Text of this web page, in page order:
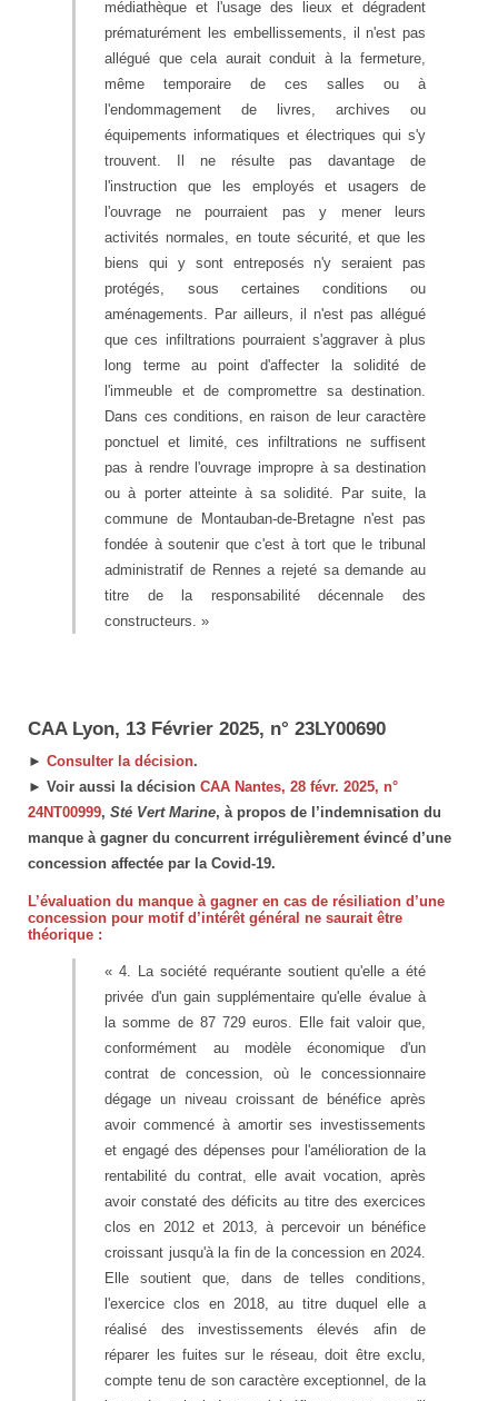
médiathèque et l'usage des lieux et dégradent
prématurément les embellissements, il n'est pas
allégué que cela aurait conduit à la fermeture,
même temporaire de ces salles ou à
l'endommagement de livres, archives ou
équipements informatiques et électriques qui s'y
trouvent. Il ne résulte pas davantage de
l'instruction que les employés et usagers de
l'ouvrage ne pourraient pas y mener leurs
activités normales, en toute sécurité, et que les
biens qui y sont entreposés n'y seraient pas
protégés, sous certaines conditions ou
aménagements. Par ailleurs, il n'est pas allégué
que ces infiltrations pourraient s'aggraver à plus
long terme au point d'affecter la solidité de
l'immeuble et de compromettre sa destination.
Dans ces conditions, en raison de leur caractère
ponctuel et limité, ces infiltrations ne suffisent
pas à rendre l'ouvrage impropre à sa destination
ou à porter atteinte à sa solidité. Par suite, la
commune de Montauban-de-Bretagne n'est pas
fondée à soutenir que c'est à tort que le tribunal
administratif de Rennes a rejeté sa demande au
titre de la responsabilité décennale des
constructeurs. »
CAA Lyon, 13 Février 2025, n° 23LY00690
► Consulter la décision.
► Voir aussi la décision CAA Nantes, 28 févr. 2025, n°
24NT00999, Sté Vert Marine, à propos de l’indemnisation du
manque à gagner du concurrent irrégulièrement évincé d’une
concession affectée par la Covid-19.
L’évaluation du manque à gagner en cas de résiliation d’une
concession pour motif d’intérêt général ne saurait être
théorique :
« 4. La société requérante soutient qu'elle a été
privée d'un gain supplémentaire qu'elle évalue à
la somme de 87 729 euros. Elle fait valoir que,
conformément au modèle économique d'un
contrat de concession, où le concessionnaire
dégage un niveau croissant de bénéfice après
avoir commencé à amortir ses investissements
et engagé des dépenses pour l'amélioration de la
rentabilité du contrat, elle avait vocation, après
avoir constaté des déficits au titre des exercices
clos en 2012 et 2013, à percevoir un bénéfice
croissant jusqu'à la fin de la concession en 2024.
Elle soutient que, dans de telles conditions,
l'exercice clos en 2018, au titre duquel elle a
réalisé des investissements élevés afin de
réparer les fuites sur le réseau, doit être exclu,
compte tenu de son caractère exceptionnel, de la